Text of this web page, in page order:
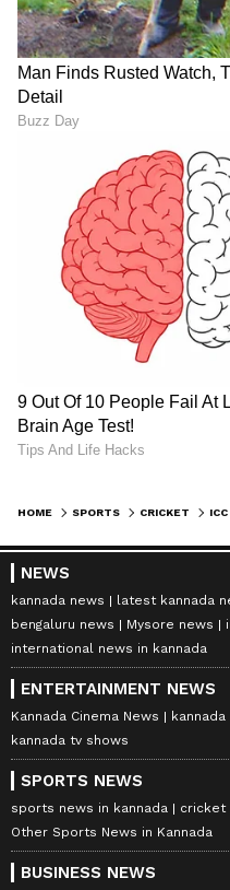
HOME SPORTS CRICKET
NEWS
kannada news latest kannada
bengaluru news
Mysore news
international news in kannada
ENTERTAINMENT NEWS
Kannada Cinema News
kannada tv shows
SPORTS NEWS
sports news in kannada
cricket
Other Sports News in Kannada
BUSINESS NEWS